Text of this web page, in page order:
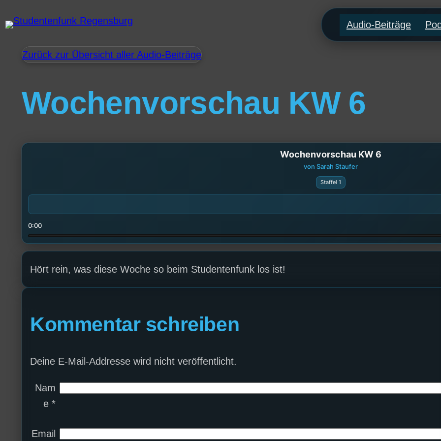
Audio-Beiträge
Zurück zur Übersicht aller Audio-Beiträge
Wochenvorschau KW 6
Wochenvorschau KW 6
von Sarah Staufer
Staffel 1
0:00
Hört rein, was diese Woche so beim Studentenfunk los ist!
Kommentar schreiben
Deine E-Mail-Addresse wird nicht veröffentlicht.
Nam
e *
Email